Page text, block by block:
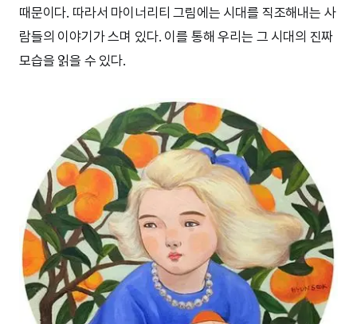
때문이다. 따라서 마이너리티 그림에는 시대를 직조해내는 사
람들의 이야기가 스며 있다. 이를 통해 우리는 그 시대의 진짜
모습을 읽을 수 있다.